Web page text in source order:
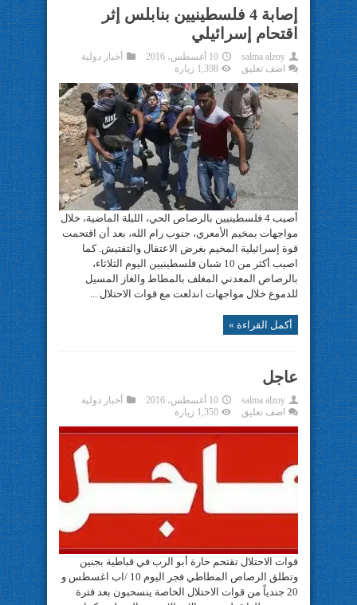
إصابة 4 فلسطينيين بنابلس إثر
اقتحام إسرائيلي
salma alzoy 10 أغسطس، 2016
أخبار دولية
اضف تعليق
1,398 زيارة
أصيب 4 فلسطينيين بالرصاص الحي، الليلة الماضية، خلال
مواجهات بمخيم الأمعري، جنوب رام الله، بعد أن اقتحمت
قوة إسرائيلية المخيم بغرض الاعتقال والتفتيش. كما
اصيب أكثر من 10 شبان فلسطينيين اليوم الثلاثاء،
بالرصاص المعدني المغلف بالمطاط والغاز المسيل
للدموع خلال مواجهات اندلعت مع قوات الاحتلال ...
أكمل القراءة »
عاجل
salma alzoy 10 أغسطس، 2016
أخبار دولية
اضف تعليق
1,350 زيارة
قوات الاحتلال تقتحم حارة أبو الرب في قباطية بجنين
وتطلق الرصاص المطاطي فجر اليوم 10 /اب اغسطس و
20 جندياً من قوات الاحتلال الخاصة ينسحبون بعد فترة